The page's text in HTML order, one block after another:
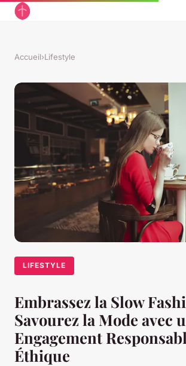
Accueil›Lifestyle
LIFESTYLE
Embrassez la Slow
Savourez la Mode avec
Engagement
Éthique